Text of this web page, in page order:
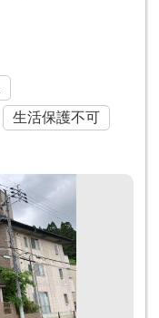
生活保護不可